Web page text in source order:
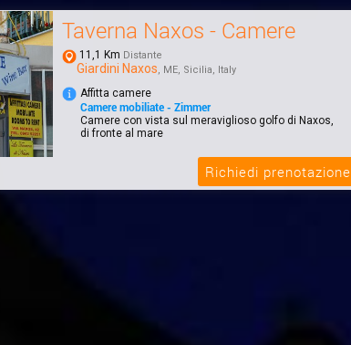
Taverna Naxos - Camere
11,1 Km Distante
Giardini Naxos, ME, Sicilia, Italy
Affitta camere
Camere mobiliate - Zimmer
Camere con vista sul meraviglioso golfo di Naxos,
di fronte al mare
Richiedi prenotazione